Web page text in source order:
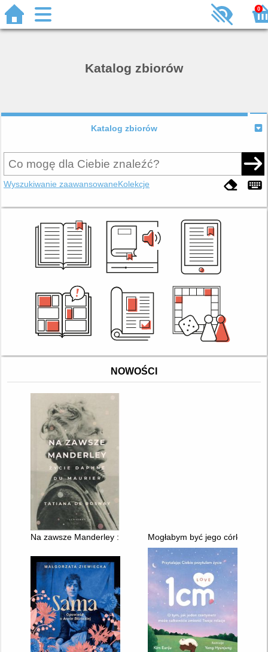
0
Katalog zbiorów
Katalog zbiorów
Wyszukiwanie zaawansowaneKolekcje
NOWOŚCI
Na zawsze Manderley : życie Daphne du Maurier
Mogłabym być jego córką